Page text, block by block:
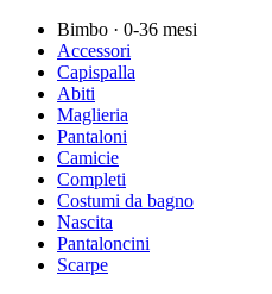
Bimbo · 0-36 mesi
Accessori
Capispalla
Abiti
Maglieria
Pantaloni
Camicie
Completi
Costumi da bagno
Nascita
Pantaloncini
Scarpe